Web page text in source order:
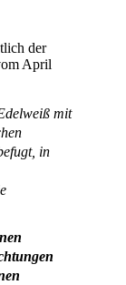
der
April
mit
in